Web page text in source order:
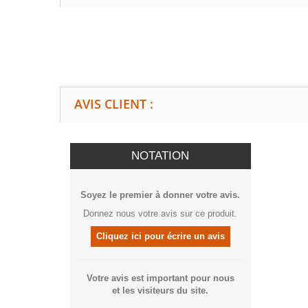
AVIS CLIENT :
NOTATION
Soyez le premier à donner votre avis.
Donnez nous votre avis sur ce produit.
Cliquez ici pour écrire un avis
Votre avis est important pour nous
et les visiteurs du site.